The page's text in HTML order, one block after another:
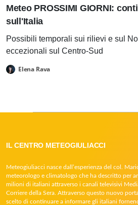
Meteo PROSSIMI GIORNI:
sull'Italia
Possibili temporali sui rilievi e sul
eccezionali sul Centro-Sud
Elena Rava
IL CENTRO METEOGIULIACCI
Meteogiuliacci nasce dall’esperienza del col.
meteorologo e climatologo che ha descritto per
milioni di italiani attraverso i canali televisivi
Corriere della Sera. Attraverso questo nuovo
scelto di continuare a informare gli italiani